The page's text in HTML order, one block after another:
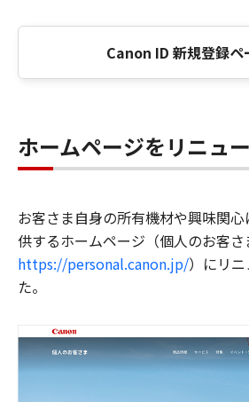
Canon ID 新規登録ペ
ホームページをリニュ
お客さま自身の所有機材や興味関
供するホームページ（個人のお客さ
https://personal.canon.jp/）にリ
た。